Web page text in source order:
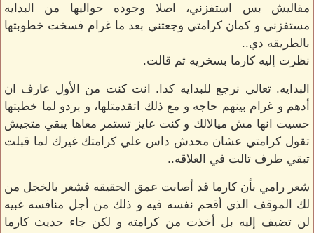
مقاليش بس استفزني، اصلا وجوده حواليها من البدايه
مستفزني و كمان كرامتي وجعتني بعد ما غرام فسخت خطوبتها
بالطريقه دي..
نظرت إليه كارما بسخريه ثم قالت.
البدايه. تعالي نرجع للبدايه كدا. انت كنت من الأول عارف ان
أدهم و غرام بينهم حاجه و مع ذلك اتقدمتلها، و بردو لما خطبتها
حسيت انها مش ميالالك و كنت عايز تستمر معاها يبقي متجيش
تقول كرامتي عشان محدش داس علي كرامتك غيرك لما قبلت
تبقي طرف تالت في العلاقه..
شعر رامي بأن كارما قد أصابت عمق الحقيقه فشعر بالخجل من
لك الموقف الذي أقحم نفسه فيه و ذلك من أجل منافسه غبيه
لن تضيف إليه بل أخذت من كرامته و لكن جاء حديث كارما